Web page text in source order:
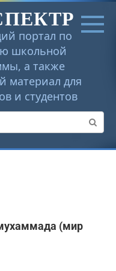
портал по
школьной
а также
материал для
и студентов
(мир